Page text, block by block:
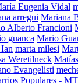
Eugenia Vidal
arregui Mariana
Alberto Francioni
guanca Mario
marta milesi
Weretilneck
Evangelisti
Populares -